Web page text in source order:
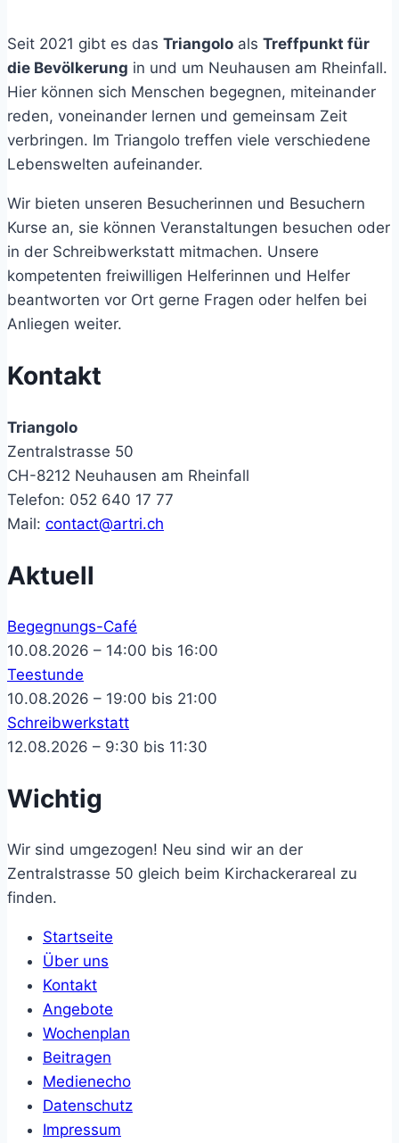
Seit 2021 gibt es das Triangolo als Treffpunkt für
die Bevölkerung in und um Neuhausen am Rheinfall.
Hier können sich Menschen begegnen, miteinander
reden, voneinander lernen und gemeinsam Zeit
verbringen. Im Triangolo treffen viele verschiedene
Lebenswelten aufeinander.
Wir bieten unseren Besucherinnen und Besuchern
Kurse an, sie können Veranstaltungen besuchen oder
in der Schreibwerkstatt mitmachen. Unsere
kompetenten freiwilligen Helferinnen und Helfer
beantworten vor Ort gerne Fragen oder helfen bei
Anliegen weiter.
Kontakt
Triangolo
Zentralstrasse 50
CH-8212 Neuhausen am Rheinfall
Telefon: 052 640 17 77
Mail: contact@artri.ch
Aktuell
Begegnungs-Café
10.08.2026 – 14:00 bis 16:00
Teestunde
10.08.2026 – 19:00 bis 21:00
Schreibwerkstatt
12.08.2026 – 9:30 bis 11:30
Wichtig
Wir sind umgezogen! Neu sind wir an der
Zentralstrasse 50 gleich beim Kirchackerareal zu
finden.
Startseite
Über uns
Kontakt
Angebote
Wochenplan
Beitragen
Medienecho
Datenschutz
Impressum